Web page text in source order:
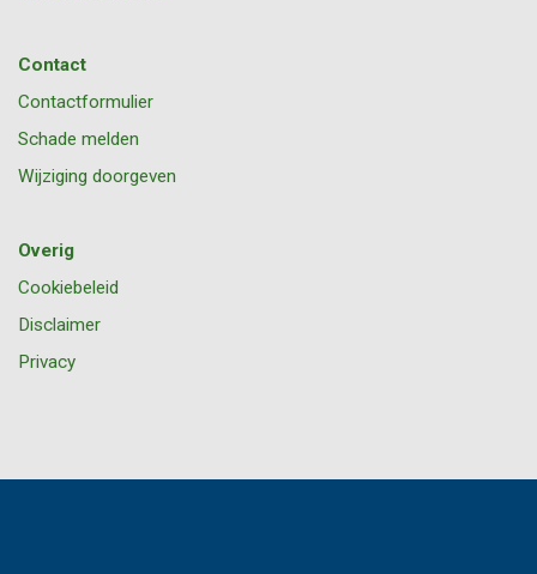
Contact
Contactformulier
Schade melden
Wijziging doorgeven
Overig
Cookiebeleid
Disclaimer
Privacy